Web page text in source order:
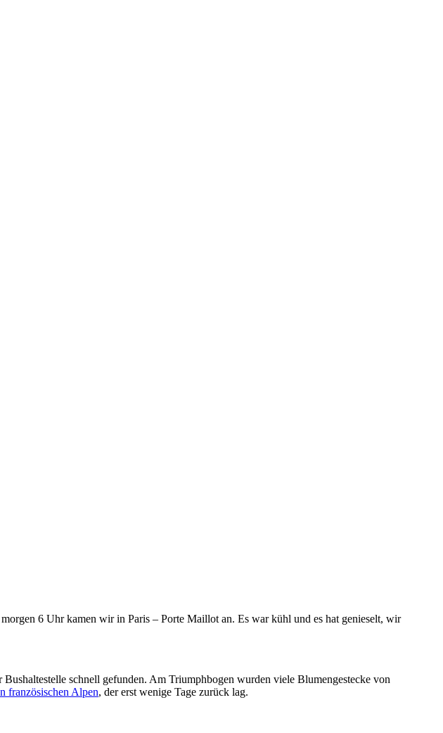
6 Uhr kamen wir in Paris – Porte Maillot an. Es war kühl und es hat genieselt, wir
schnell gefunden. Am Triumphbogen wurden viele Blumengestecke von
französischen Alpen, der erst wenige Tage zurück lag.